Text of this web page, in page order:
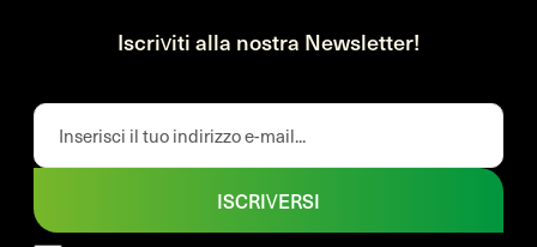
Iscriviti alla nostra Newsletter!
ISCRIVERSI